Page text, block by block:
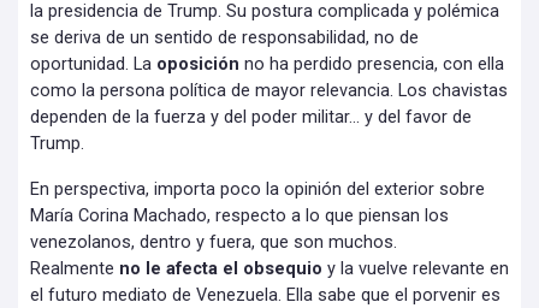
la presidencia de Trump. Su postura complicada y polémica
se deriva de un sentido de responsabilidad, no de
oportunidad. La oposición no ha perdido presencia, con ella
como la persona política de mayor relevancia. Los chavistas
dependen de la fuerza y del poder militar… y del favor de
Trump.
En perspectiva, importa poco la opinión del exterior sobre
María Corina Machado, respecto a lo que piensan los
venezolanos, dentro y fuera, que son muchos.
Realmente no le afecta el obsequio y la vuelve relevante en
el futuro mediato de Venezuela. Ella sabe que el porvenir es